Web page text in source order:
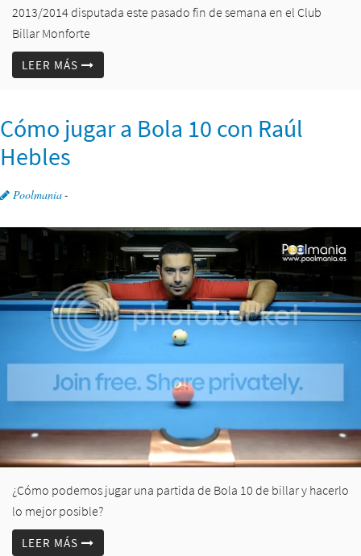
2013/2014 disputada este pasado fin de semana en el Club
Billar Monforte
LEER MÁS
Cómo jugar a Bola 10 con Raúl
Hebles
Poolmania-
¿Cómo podemos jugar una partida de Bola 10 de billar y hacerlo
lo mejor posible?
LEER MÁS